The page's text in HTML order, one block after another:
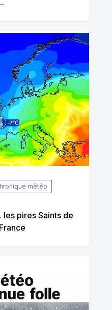
météo
pires Saints de